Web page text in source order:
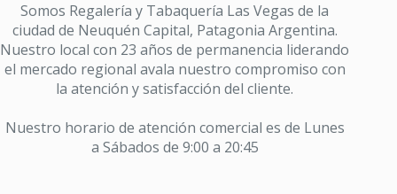
Somos Regalería y Tabaquería Las Vegas de la
ciudad de Neuquén Capital, Patagonia Argentina.
Nuestro local con 23 años de permanencia liderando
el mercado regional avala nuestro compromiso con
la atención y satisfacción del cliente.
Nuestro horario de atención comercial es de Lunes
a Sábados de 9:00 a 20:45